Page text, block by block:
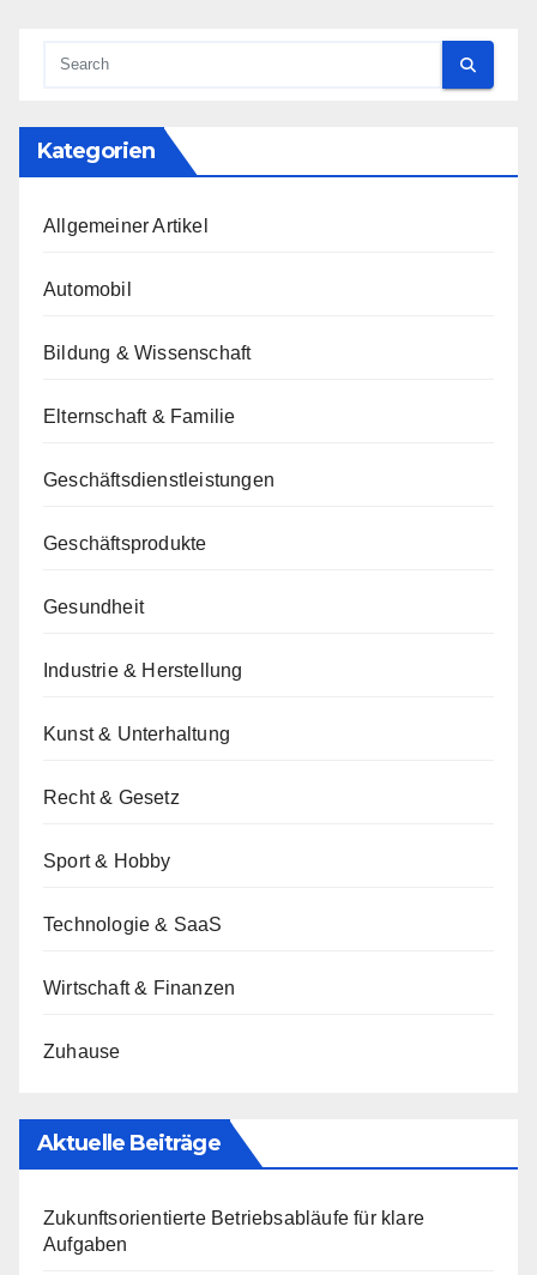
Kategorien
Allgemeiner Artikel
Automobil
Bildung & Wissenschaft
Elternschaft & Familie
Geschäftsdienstleistungen
Geschäftsprodukte
Gesundheit
Industrie & Herstellung
Kunst & Unterhaltung
Recht & Gesetz
Sport & Hobby
Technologie & SaaS
Wirtschaft & Finanzen
Zuhause
Aktuelle Beiträge
Zukunftsorientierte Betriebsabläufe für klare
Aufgaben